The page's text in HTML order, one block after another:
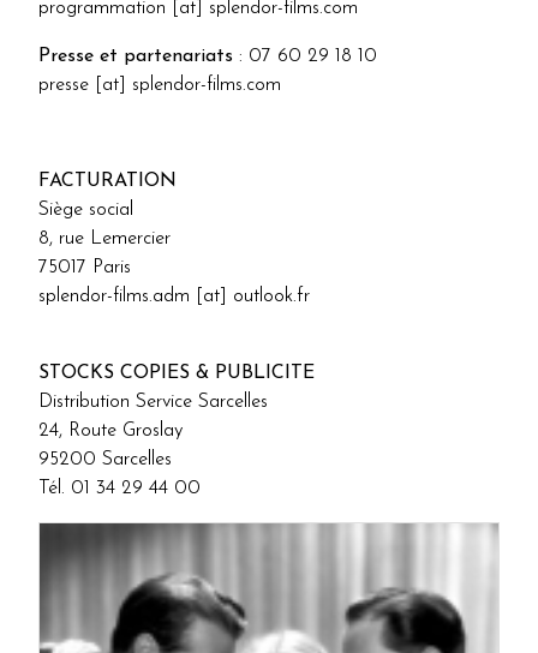
programmation [at] splendor-films.com
Presse et partenariats : 07 60 29 18 10
presse [at] splendor-films.com
FACTURATION
Siège social
8, rue Lemercier
75017 Paris
splendor-films.adm [at] outlook.fr
STOCKS COPIES & PUBLICITE
Distribution Service Sarcelles
24, Route Groslay
95200 Sarcelles
Tél. 01 34 29 44 00